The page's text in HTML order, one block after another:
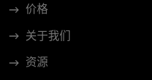
价格
关于我们
资源